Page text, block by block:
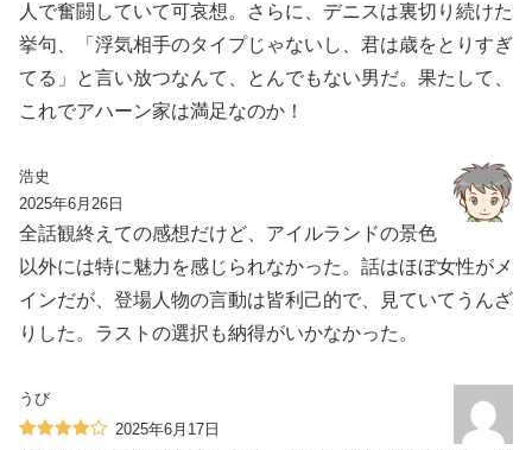
人で奮闘していて可哀想。さらに、デニスは裏切り続けた
挙句、「浮気相手のタイプじゃないし、君は歳をとりすぎ
てる」と言い放つなんて、とんでもない男だ。果たして、
これでアハーン家は満足なのか！
浩史
2025年6月26日
全話観終えての感想だけど、アイルランドの景色
以外には特に魅力を感じられなかった。話はほぼ女性がメ
インだが、登場人物の言動は皆利己的で、見ていてうんざ
りした。ラストの選択も納得がいかなかった。
うび
2025年6月17日